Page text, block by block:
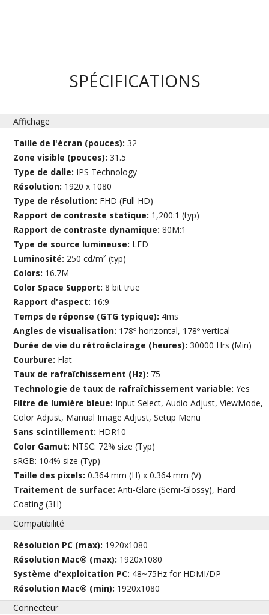
SPÉCIFICATIONS
Affichage
Taille de l'écran (pouces):32
Zone visible (pouces):31.5
Type de dalle: IPS Technology
Résolution: 1920 x 1080
Type de résolution: FHD (Full HD)
Rapport de contraste statique: 1,200:1 (typ)
Rapport de contraste dynamique:80M:1
Type de source lumineuse: LED
Luminosité: 250 cd/m² (typ)
Colors: 16.7M
Color Space Support:8 bit true
Rapport d'aspect: 16:9
Temps de réponse (GTG typique): 4ms
Angles de visualisation: 178º horizontal, 178º vertical
Durée de vie du rétroéclairage (heures):30000 Hrs (Min)
Courbure: Flat
Taux de rafraîchissement (Hz): 75
Technologie de taux de rafraîchissement variable:Yes
Filtre de lumière bleue: Input Select, Audio Adjust, ViewMode,
Color Adjust, Manual Image Adjust, Setup Menu
Sans scintillement: HDR10
Color Gamut: NTSC: 72% size (Typ)
sRGB: 104% size (Typ)
Taille des pixels:0.364 mm (H) x 0.364 mm (V)
Traitement de surface:Anti-Glare (Semi-Glossy), Hard
Coating (3H)
Compatibilité
Résolution PC (max): 1920x1080
Résolution Mac® (max): 1920x1080
Système d'exploitation PC: 48~75Hz for HDMI/DP
Résolution Mac® (min): 1920x1080
Connecteur